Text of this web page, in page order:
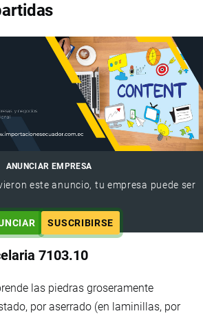
ANUNCIAR EMPRESA
este anuncio, tu empresa puede ser
SUSCRIBIRSE
7103.10
las piedras groseramente
por aserrado (en laminillas, por